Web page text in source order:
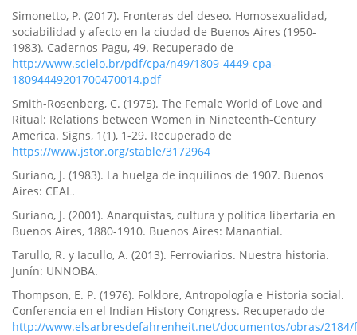
Simonetto, P. (2017). Fronteras del deseo. Homosexualidad,
sociabilidad y afecto en la ciudad de Buenos Aires (1950-
1983). Cadernos Pagu, 49. Recuperado de
http://www.scielo.br/pdf/cpa/n49/1809-4449-cpa-
18094449201700470014.pdf
Smith-Rosenberg, C. (1975). The Female World of Love and
Ritual: Relations between Women in Nineteenth-Century
America. Signs, 1(1), 1-29. Recuperado de
https://www.jstor.org/stable/3172964
Suriano, J. (1983). La huelga de inquilinos de 1907. Buenos
Aires: CEAL.
Suriano, J. (2001). Anarquistas, cultura y polí­tica libertaria en
Buenos Aires, 1880-1910. Buenos Aires: Manantial.
Tarullo, R. y Iacullo, A. (2013). Ferroviarios. Nuestra historia.
Juní­n: UNNOBA.
Thompson, E. P. (1976). Folklore, Antropologí­a e Historia social.
Conferencia en el Indian History Congress. Recuperado de
http://www.elsarbresdefahrenheit.net/documentos/obras/2184/